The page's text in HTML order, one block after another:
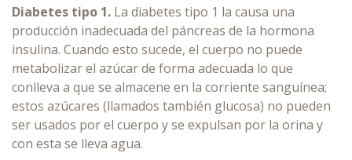
Diabetes tipo 1. La diabetes tipo 1 la causa una
producción inadecuada del páncreas de la hormona
insulina. Cuando esto sucede, el cuerpo no puede
metabolizar el azúcar de forma adecuada lo que
conlleva a que se almacene en la corriente sanguínea;
estos azúcares (llamados también glucosa) no pueden
ser usados por el cuerpo y se expulsan por la orina y
con esta se lleva agua.